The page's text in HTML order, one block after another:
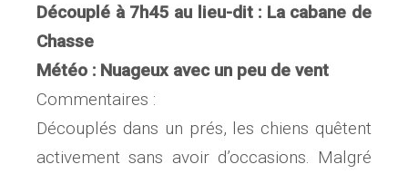
Découplé à 7h45 au lieu-dit : La cabane de
Chasse
Météo : Nuageux avec un peu de vent
Commentaires :
Découplés dans un prés, les chiens quêtent
activement sans avoir d’occasions. Malgré